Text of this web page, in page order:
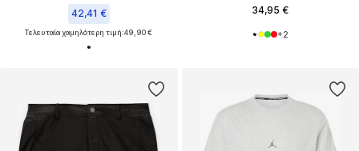
42,41 €
Τελευταία χαμηλότερη τιμή:49,90 €
34,95 €
+2